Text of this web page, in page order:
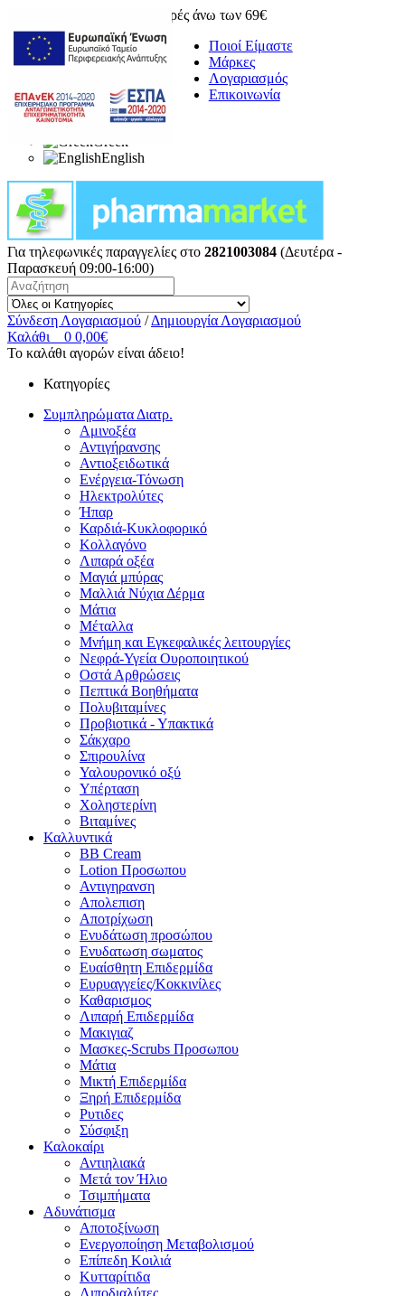
Δωρεάν μεταφορικά για αγορές άνω των 69€
Ποιοί Είμαστε
Μάρκες
Λογαριασμός
Επικοινωνία
Greek
English
Για τηλεφωνικές παραγγελίες στο 2821003084 (Δευτέρα -
Παρασκευή 09:00-16:00)
Σύνδεση Λογαριασμού / Δημιουργία Λογαριασμού
Καλάθι
0 0,00€
Το καλάθι αγορών είναι άδειο!
Κατηγορίες
Συμπληρώματα Διατρ.
Αμινοξέα
Αντιγήρανσης
Αντιοξειδωτικά
Ενέργεια-Τόνωση
Ηλεκτρολύτες
Ήπαρ
Καρδιά-Κυκλοφορικό
Κολλαγόνο
Λιπαρά οξέα
Μαγιά μπύρας
Μαλλιά Νύχια Δέρμα
Μάτια
Μέταλλα
Μνήμη και Εγκεφαλικές λειτουργίες
Νεφρά-Υγεία Ουροποιητικού
Οστά Αρθρώσεις
Πεπτικά Βοηθήματα
Πολυβιταμίνες
Προβιοτικά - Υπακτικά
Σάκχαρο
Σπιρουλίνα
Υαλουρονικό οξύ
Υπέρταση
Χοληστερίνη
Βιταμίνες
Καλλυντικά
BB Cream
Lotion Προσωπου
Αντιγηρανση
Απολεπιση
Αποτρίχωση
Ενυδάτωση προσώπου
Ενυδατωση σωματος
Ευαίσθητη Επιδερμίδα
Ευρυαγγείες/Κοκκινίλες
Καθαρισμος
Λιπαρή Επιδερμίδα
Μακιγιαζ
Μασκες-Scrubs Προσωπου
Μάτια
Μικτή Επιδερμίδα
Ξηρή Επιδερμίδα
Ρυτιδες
Σύσφιξη
Καλοκαίρι
Αντιηλιακά
Μετά τον Ήλιο
Τσιμπήματα
Αδυνάτισμα
Αποτοξίνωση
Ενεργοποίηση Μεταβολισμού
Επίπεδη Κοιλιά
Κυτταρίτιδα
Λιποδιαλύτες